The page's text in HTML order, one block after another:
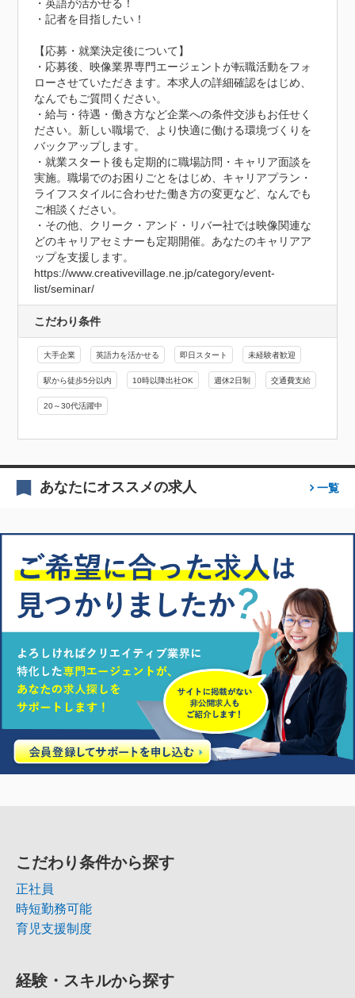
・英語が活かせる！
・記者を目指したい！
【応募・就業決定後について】
・応募後、映像業界専門エージェントが転職活動をフォ
ローさせていただきます。本求人の詳細確認をはじめ、
なんでもご質問ください。
・給与・待遇・働き方など企業への条件交渉もお任せく
ださい。新しい職場で、より快適に働ける環境づくりを
バックアップします。
・就業スタート後も定期的に職場訪問・キャリア面談を
実施。職場でのお困りごとをはじめ、キャリアプラン・
ライフスタイルに合わせた働き方の変更など、なんでも
ご相談ください。
・その他、クリーク・アンド・リバー社では映像関連な
どのキャリアセミナーも定期開催。あなたのキャリアア
ップを支援します。
https://www.creativevillage.ne.jp/category/event-
list/seminar/
こだわり条件
大手企業 英語力を活かせる 即日スタート 未経験者歓迎
駅から徒歩5分以内 10時以降出社OK 週休2日制 交通費支給
20～30代活躍中
あなたにオススメの求人 一覧
こだわり条件から探す
正社員
時短勤務可能
育児支援制度
経験・スキルから探す